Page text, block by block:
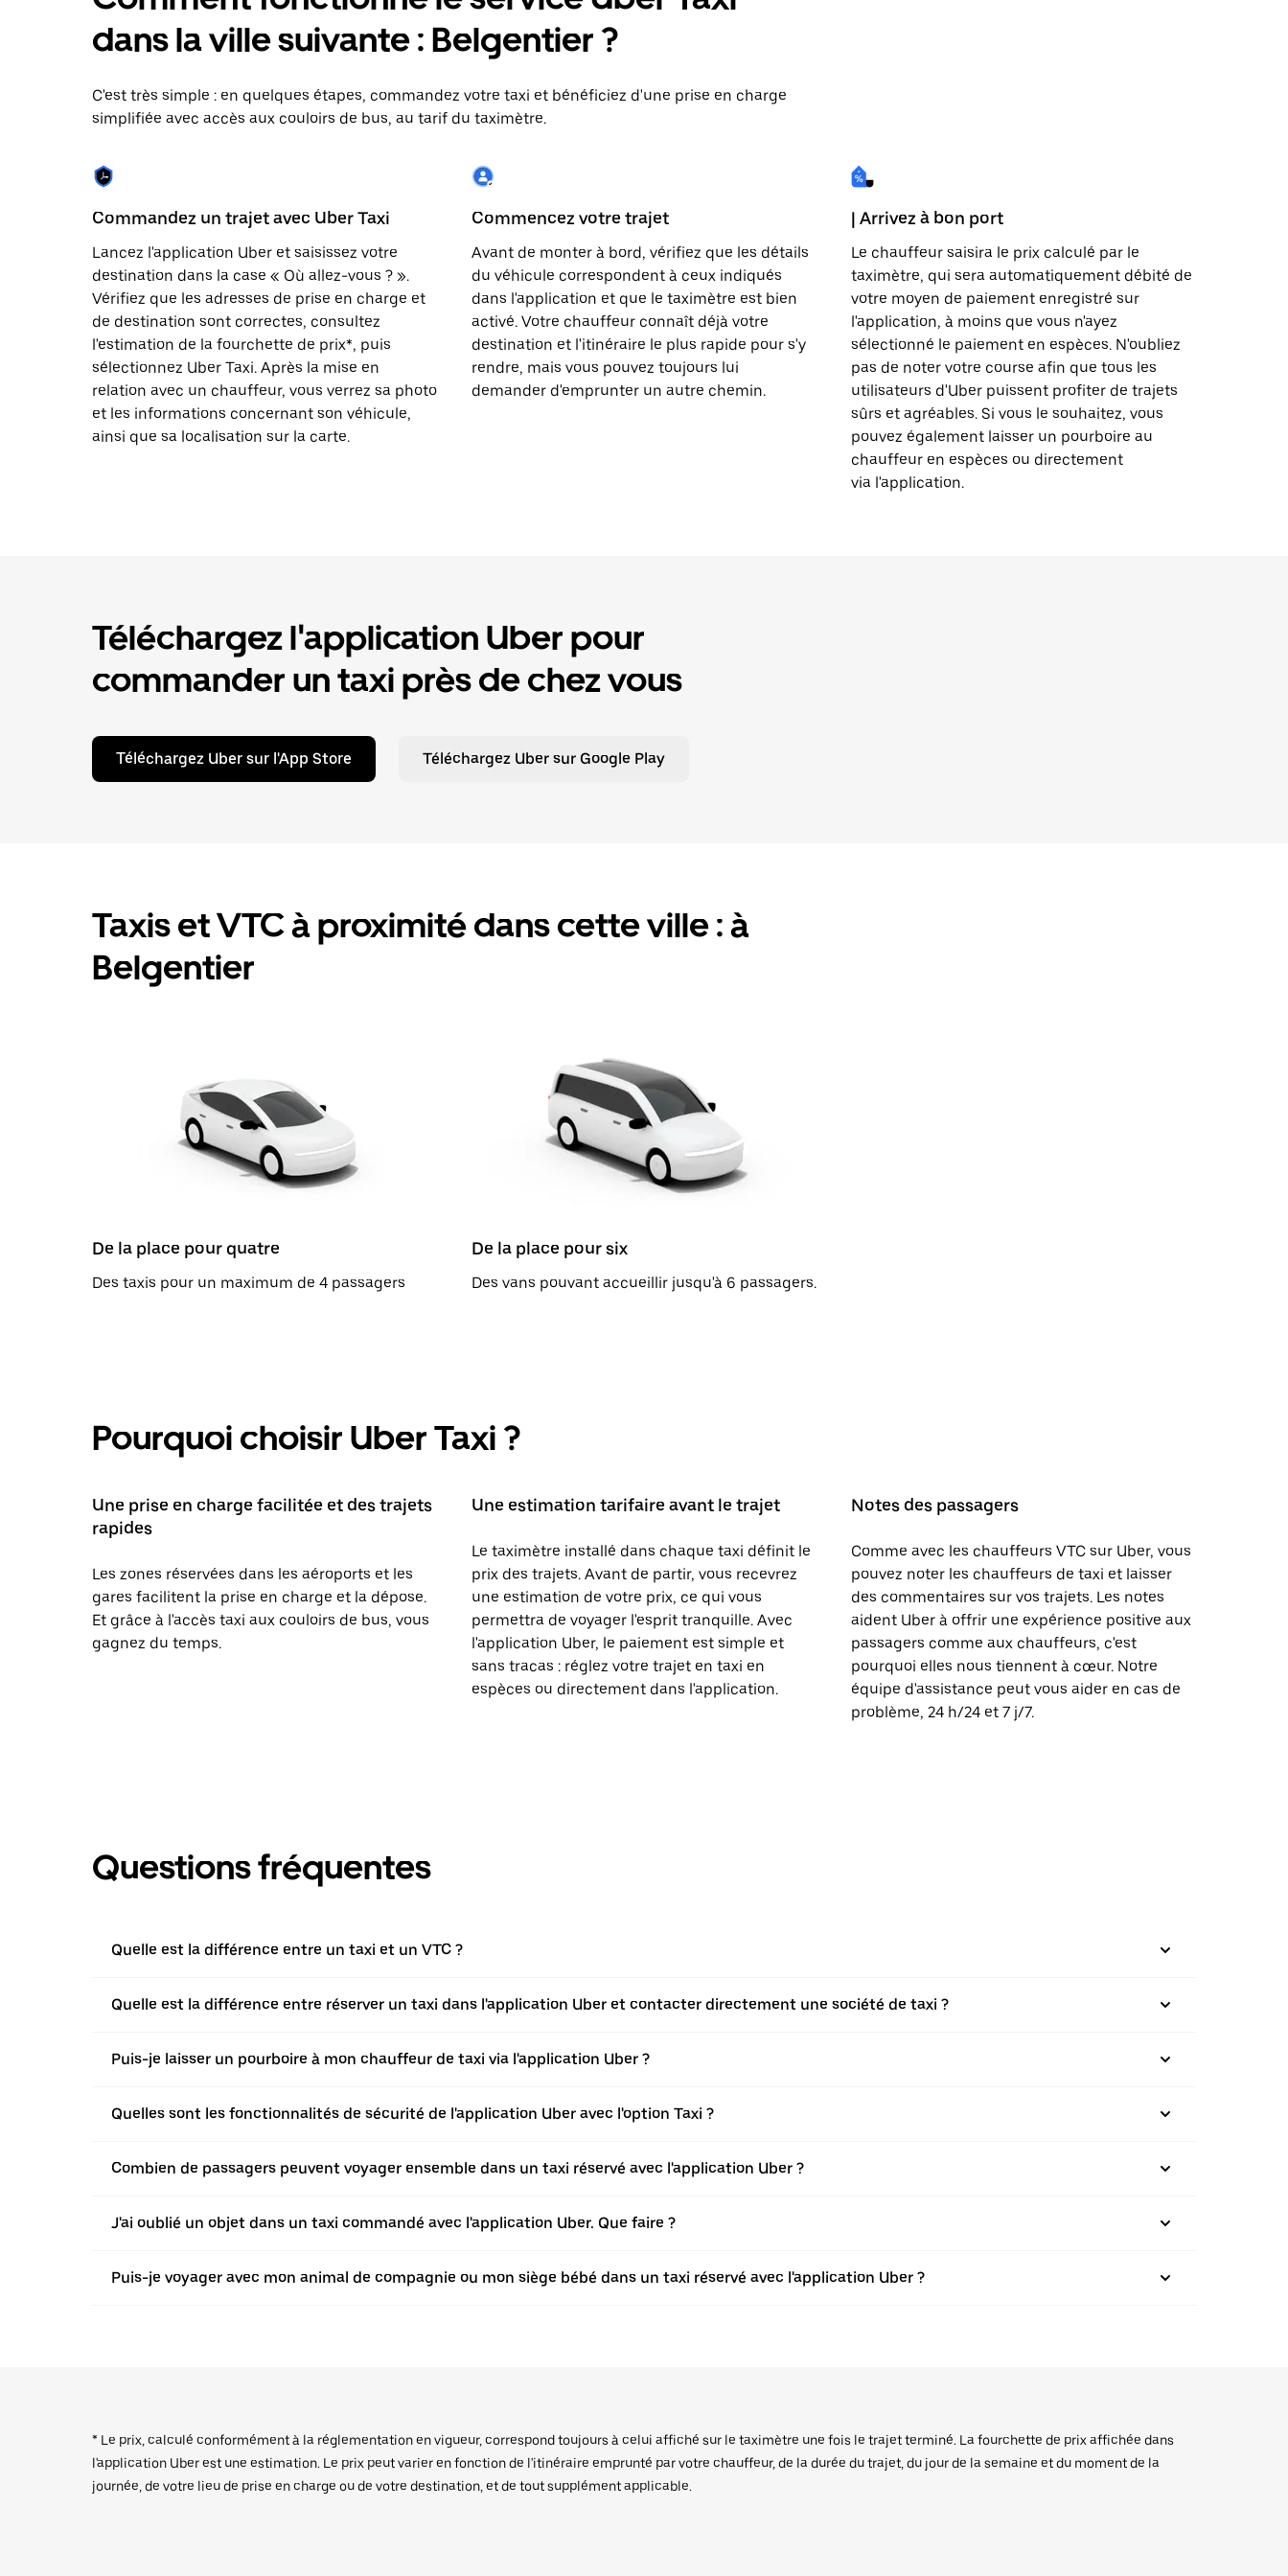
le
et
date.
Appuyez
sur
touche
Échap
fermer
calendrier.
dans la ville suivante : Belgentier ?
C'est très simple : en quelques étapes, commandez votre taxi et bénéficiez d'une prise en charge
simplifiée avec accès aux couloirs de bus, au tarif du taximètre.
Commandez un trajet avec Uber Taxi
Lancez l'application Uber et saisissez votre
destination dans la case « Où allez-vous ? ».
Vérifiez que les adresses de prise en charge et
de destination sont correctes, consultez
l'estimation de la fourchette de prix*, puis
sélectionnez Uber Taxi. Après la mise en
relation avec un chauffeur, vous verrez sa photo
et les informations concernant son véhicule,
ainsi que sa localisation sur la carte.
Commencez votre trajet
Avant de monter à bord, vérifiez que les détails
du véhicule correspondent à ceux indiqués
dans l'application et que le taximètre est bien
activé. Votre chauffeur connaît déjà votre
destination et l'itinéraire le plus rapide pour s'y
rendre, mais vous pouvez toujours lui
demander d'emprunter un autre chemin.
| Arrivez à bon port
Le chauffeur saisira le prix calculé par le
taximètre, qui sera automatiquement débité de
votre moyen de paiement enregistré sur
l'application, à moins que vous n'ayez
sélectionné le paiement en espèces. N'oubliez
pas de noter votre course afin que tous les
utilisateurs d'Uber puissent profiter de trajets
sûrs et agréables. Si vous le souhaitez, vous
pouvez également laisser un pourboire au
chauffeur en espèces ou directement
via l'application.
Téléchargez l'application Uber pour
commander un taxi près de chez vous
Téléchargez Uber sur l'App Store Téléchargez Uber sur Google Play
Taxis et VTC à proximité dans cette ville : à
Belgentier
De la place pour quatre
Des taxis pour un maximum de 4 passagers
De la place pour six
Des vans pouvant accueillir jusqu'à 6 passagers.
Pourquoi choisir Uber Taxi ?
Une prise en charge facilitée et des trajets
rapides
Les zones réservées dans les aéroports et les
gares facilitent la prise en charge et la dépose.
Et grâce à l'accès taxi aux couloirs de bus, vous
gagnez du temps.
Une estimation tarifaire avant le trajet
Le taximètre installé dans chaque taxi définit le
prix des trajets. Avant de partir, vous recevrez
une estimation de votre prix, ce qui vous
permettra de voyager l'esprit tranquille. Avec
l'application Uber, le paiement est simple et
sans tracas : réglez votre trajet en taxi en
espèces ou directement dans l'application.
Notes des passagers
Comme avec les chauffeurs VTC sur Uber, vous
pouvez noter les chauffeurs de taxi et laisser
des commentaires sur vos trajets. Les notes
aident Uber à offrir une expérience positive aux
passagers comme aux chauffeurs, c'est
pourquoi elles nous tiennent à cœur. Notre
équipe d'assistance peut vous aider en cas de
problème, 24 h/24 et 7 j/7.
Questions fréquentes
Quelle est la différence entre un taxi et un VTC ?
Quelle est la différence entre réserver un taxi dans l'application Uber et contacter directement une société de taxi ?
Puis-je laisser un pourboire à mon chauffeur de taxi via l'application Uber ?
Quelles sont les fonctionnalités de sécurité de l'application Uber avec l'option Taxi ?
Combien de passagers peuvent voyager ensemble dans un taxi réservé avec l'application Uber ?
J'ai oublié un objet dans un taxi commandé avec l'application Uber. Que faire ?
Puis-je voyager avec mon animal de compagnie ou mon siège bébé dans un taxi réservé avec l'application Uber ?
* Le prix, calculé conformément à la réglementation en vigueur, correspond toujours à celui affiché sur le taximètre une fois le trajet terminé. La fourchette de prix affichée dans
l'application Uber est une estimation. Le prix peut varier en fonction de l'itinéraire emprunté par votre chauffeur, de la durée du trajet, du jour de la semaine et du moment de la
journée, de votre lieu de prise en charge ou de votre destination, et de tout supplément applicable.